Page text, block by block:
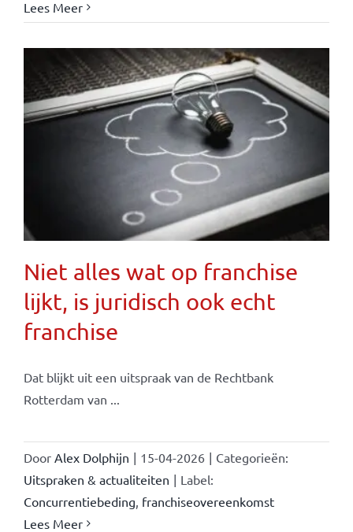
Lees Meer
Niet alles wat op franchise
lijkt, is juridisch ook echt
franchise
Dat blijkt uit een uitspraak van de Rechtbank
Rotterdam van ...
Door Alex Dolphijn | 15-04-2026 | Categorieën:
Uitspraken & actualiteiten | Label:
Concurrentiebeding franchiseovereenkomst
Lees Meer